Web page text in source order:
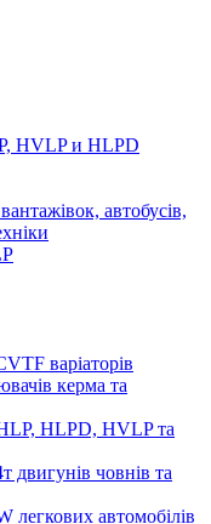
HVLP и HLPD
автобусів,
варіаторів
керма та
HLPD, HVLP та
двигунів човнів та
легкових автомобілів